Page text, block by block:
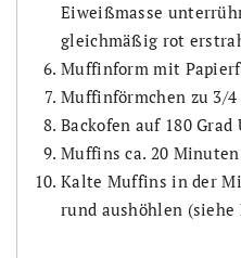
Eiweißmasse
gleichmäßig rot
Muffinform mit
Muffinförmchen zu 3/
Backofen auf 180
Muffins ca. 20
Kalte Muffins in der
rund aushöhlen (siehe